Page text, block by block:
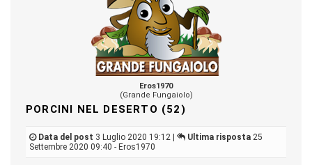
Eros1970
(Grande Fungaiolo)
PORCINI NEL DESERTO (52)
Data del post 3 Luglio 2020 19:12 | Ultima risposta 25
Settembre 2020 09:40 - Eros1970